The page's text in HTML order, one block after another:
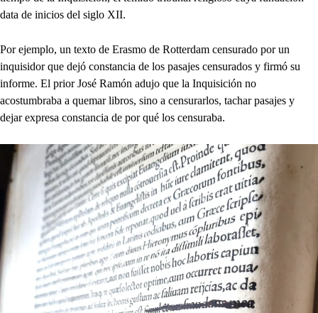
data de inicios del siglo XII.
Por ejemplo, un texto de Erasmo de Rotterdam censurado por un
inquisidor que dejó constancia de los pasajes censurados y firmó su
informe. El prior José Ramón adujo que la Inquisición no
acostumbraba a quemar libros, sino a censurarlos, tachar pasajes y
dejar expresa constancia de por qué los censuraba.